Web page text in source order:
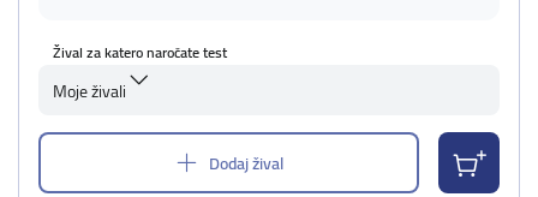
Žival za katero naročate test
Moje živali
Dodaj žival